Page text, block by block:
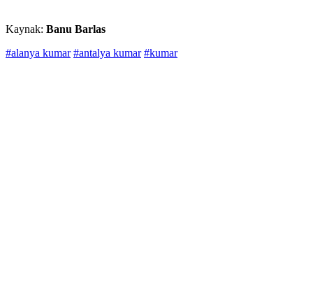
Kaynak: Banu Barlas
#alanya kumar #antalya kumar #kumar